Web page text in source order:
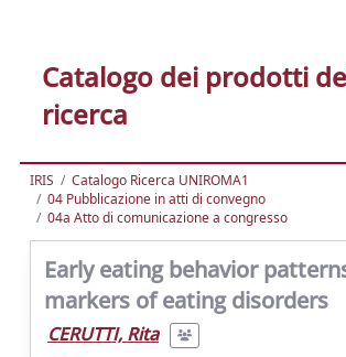
Catalogo dei prodotti
ricerca
IRIS
Catalogo Ricerca UNIROMA1
04 Pubblicazione in atti di convegno
04a Atto di comunicazione a congresso
Early eating behavior
markers of eating disorders
CERUTTI, Rita